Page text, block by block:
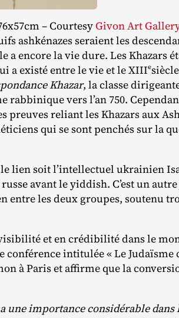
– CourtesyGivon Art Gallery
ashkénazes seraient les
a encore la vie dure. Les Khazars
a existé entre le vie et le XIIIe
Khazar, la classe
vers l’an 750.
reliant les Khazars aux
qui se sont penchés sur la
lien soit l’intellectuel ukrainien
avant le yiddish. C’est un
entre les deux groupes, soutenu
et en crédibilité dans le
conférence intitulée « Le Judaïsme
à Paris et affirme que la
une importance considérable dans